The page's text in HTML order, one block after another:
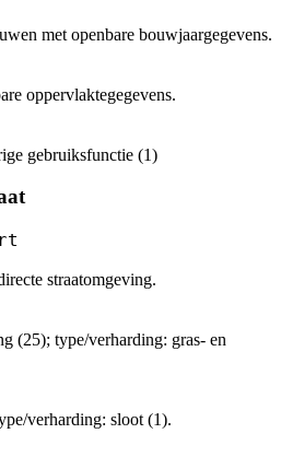
met openbare bouwjaargegevens.
oppervlaktegegevens.
gebruiksfunctie (1)
straatomgeving.
(25); type/verharding: gras- en
verharding: sloot (1).